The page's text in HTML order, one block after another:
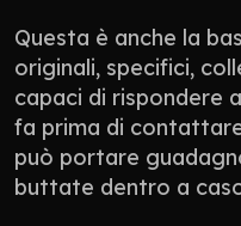
Questa è anche la
originali, specifici,
capaci di rispondere
fa prima di
può portare
buttate dentro a